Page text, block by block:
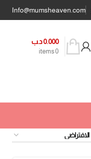
Info@mumsheaven.com
0
items
0.000د.ب